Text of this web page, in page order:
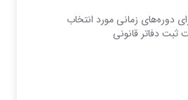
دوره‌های زمانی مورد انتخاب
دفاتر قانونی